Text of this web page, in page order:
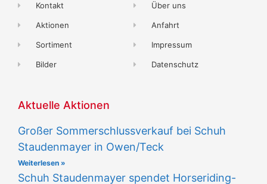
Kontakt
Aktionen
Sortiment
Bilder
Über uns
Anfahrt
Impressum
Datenschutz
Aktuelle Aktionen
Großer Sommerschlussverkauf bei Schuh
Staudenmayer in Owen/Teck
Weiterlesen »
Schuh Staudenmayer spendet Horseriding-